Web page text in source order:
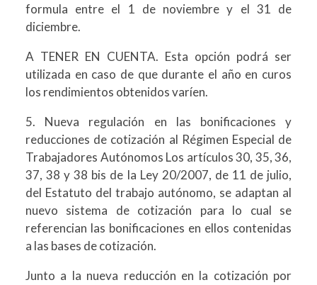
formula entre el 1 de noviembre y el 31 de
diciembre.
A TENER EN CUENTA. Esta opción podrá ser
utilizada en caso de que durante el año en curos
los rendimientos obtenidos varíen.
5. Nueva regulación en las bonificaciones y
reducciones de cotización al Régimen Especial de
Trabajadores Autónomos Los artículos 30, 35, 36,
37, 38 y 38 bis de la Ley 20/2007, de 11 de julio,
del Estatuto del trabajo autónomo, se adaptan al
nuevo sistema de cotización para lo cual se
referencian las bonificaciones en ellos contenidas
a las bases de cotización.
Junto a la nueva reducción en la cotización por